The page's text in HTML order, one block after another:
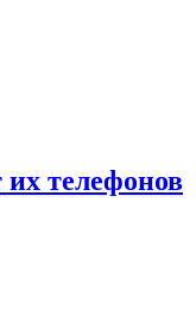
их телефонов